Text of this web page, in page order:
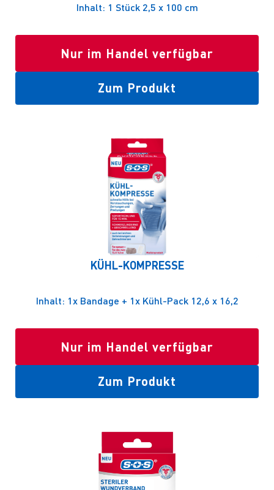
Inhalt: 1 Stück 2,5 x 100 cm
Nur im Handel verfügbar
Zum Produkt
KÜHL-KOMPRESSE
Inhalt: 1x Bandage + 1x Kühl-Pack 12,6 x 16,2
Nur im Handel verfügbar
Zum Produkt